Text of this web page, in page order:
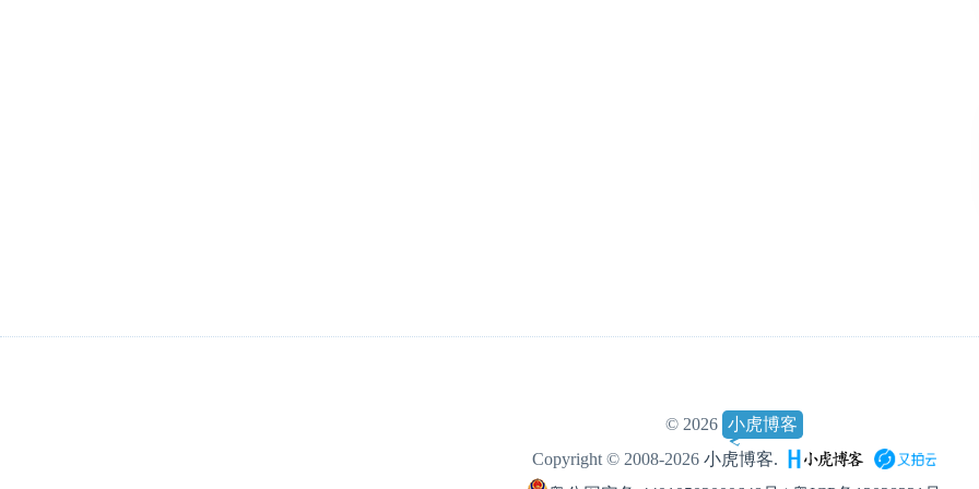
© 2026 小虎博客
Copyright © 2008-2026小虎博客.